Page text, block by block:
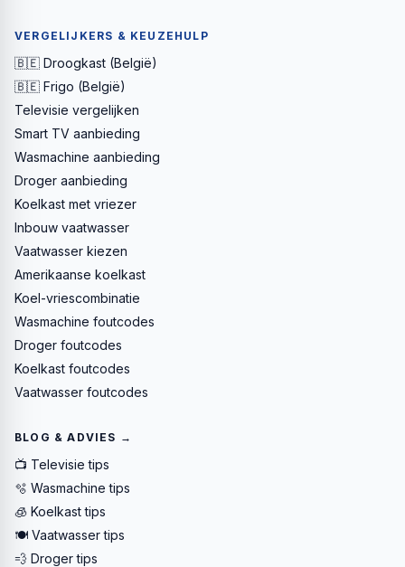
VERGELIJKERS & KEUZEHULP
🇧🇪 Droogkast (België)
🇧🇪 Frigo (België)
Televisie vergelijken
Smart TV aanbieding
Wasmachine aanbieding
Droger aanbieding
Koelkast met vriezer
Inbouw vaatwasser
Vaatwasser kiezen
Amerikaanse koelkast
Koel-vriescombinatie
Wasmachine foutcodes
Droger foutcodes
Koelkast foutcodes
Vaatwasser foutcodes
BLOG & ADVIES →
📺 Televisie tips
🫧 Wasmachine tips
🧊 Koelkast tips
🍽️ Vaatwasser tips
💨 Droger tips